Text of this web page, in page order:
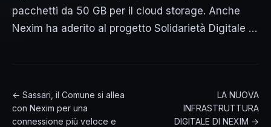
pacchetti da 50 GB per il cloud storage. Anche
Nexim ha aderito al progetto Solidarietà Digitale …
← Sassari, il Comune si allea
con Nexim per una
connessione più veloce e
LA NUOVA
INFRASTRUTTURA
DIGITALE DI NEXIM →